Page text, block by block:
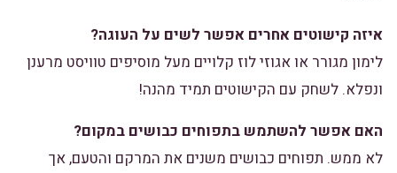
איזה קישוטים אחרים אפשר לשים על העוגה?
לימון מגורר או אגוזי לוז קלויים מעל מוסיפים טוויסט מרענן
ונפלא. לשחק עם הקישוטים תמיד מהנה!
האם אפשר להשתמש בתפוחים כבושים במקום?
לא ממש. תפוחים כבושים משנים את המרקם והטעם, אך